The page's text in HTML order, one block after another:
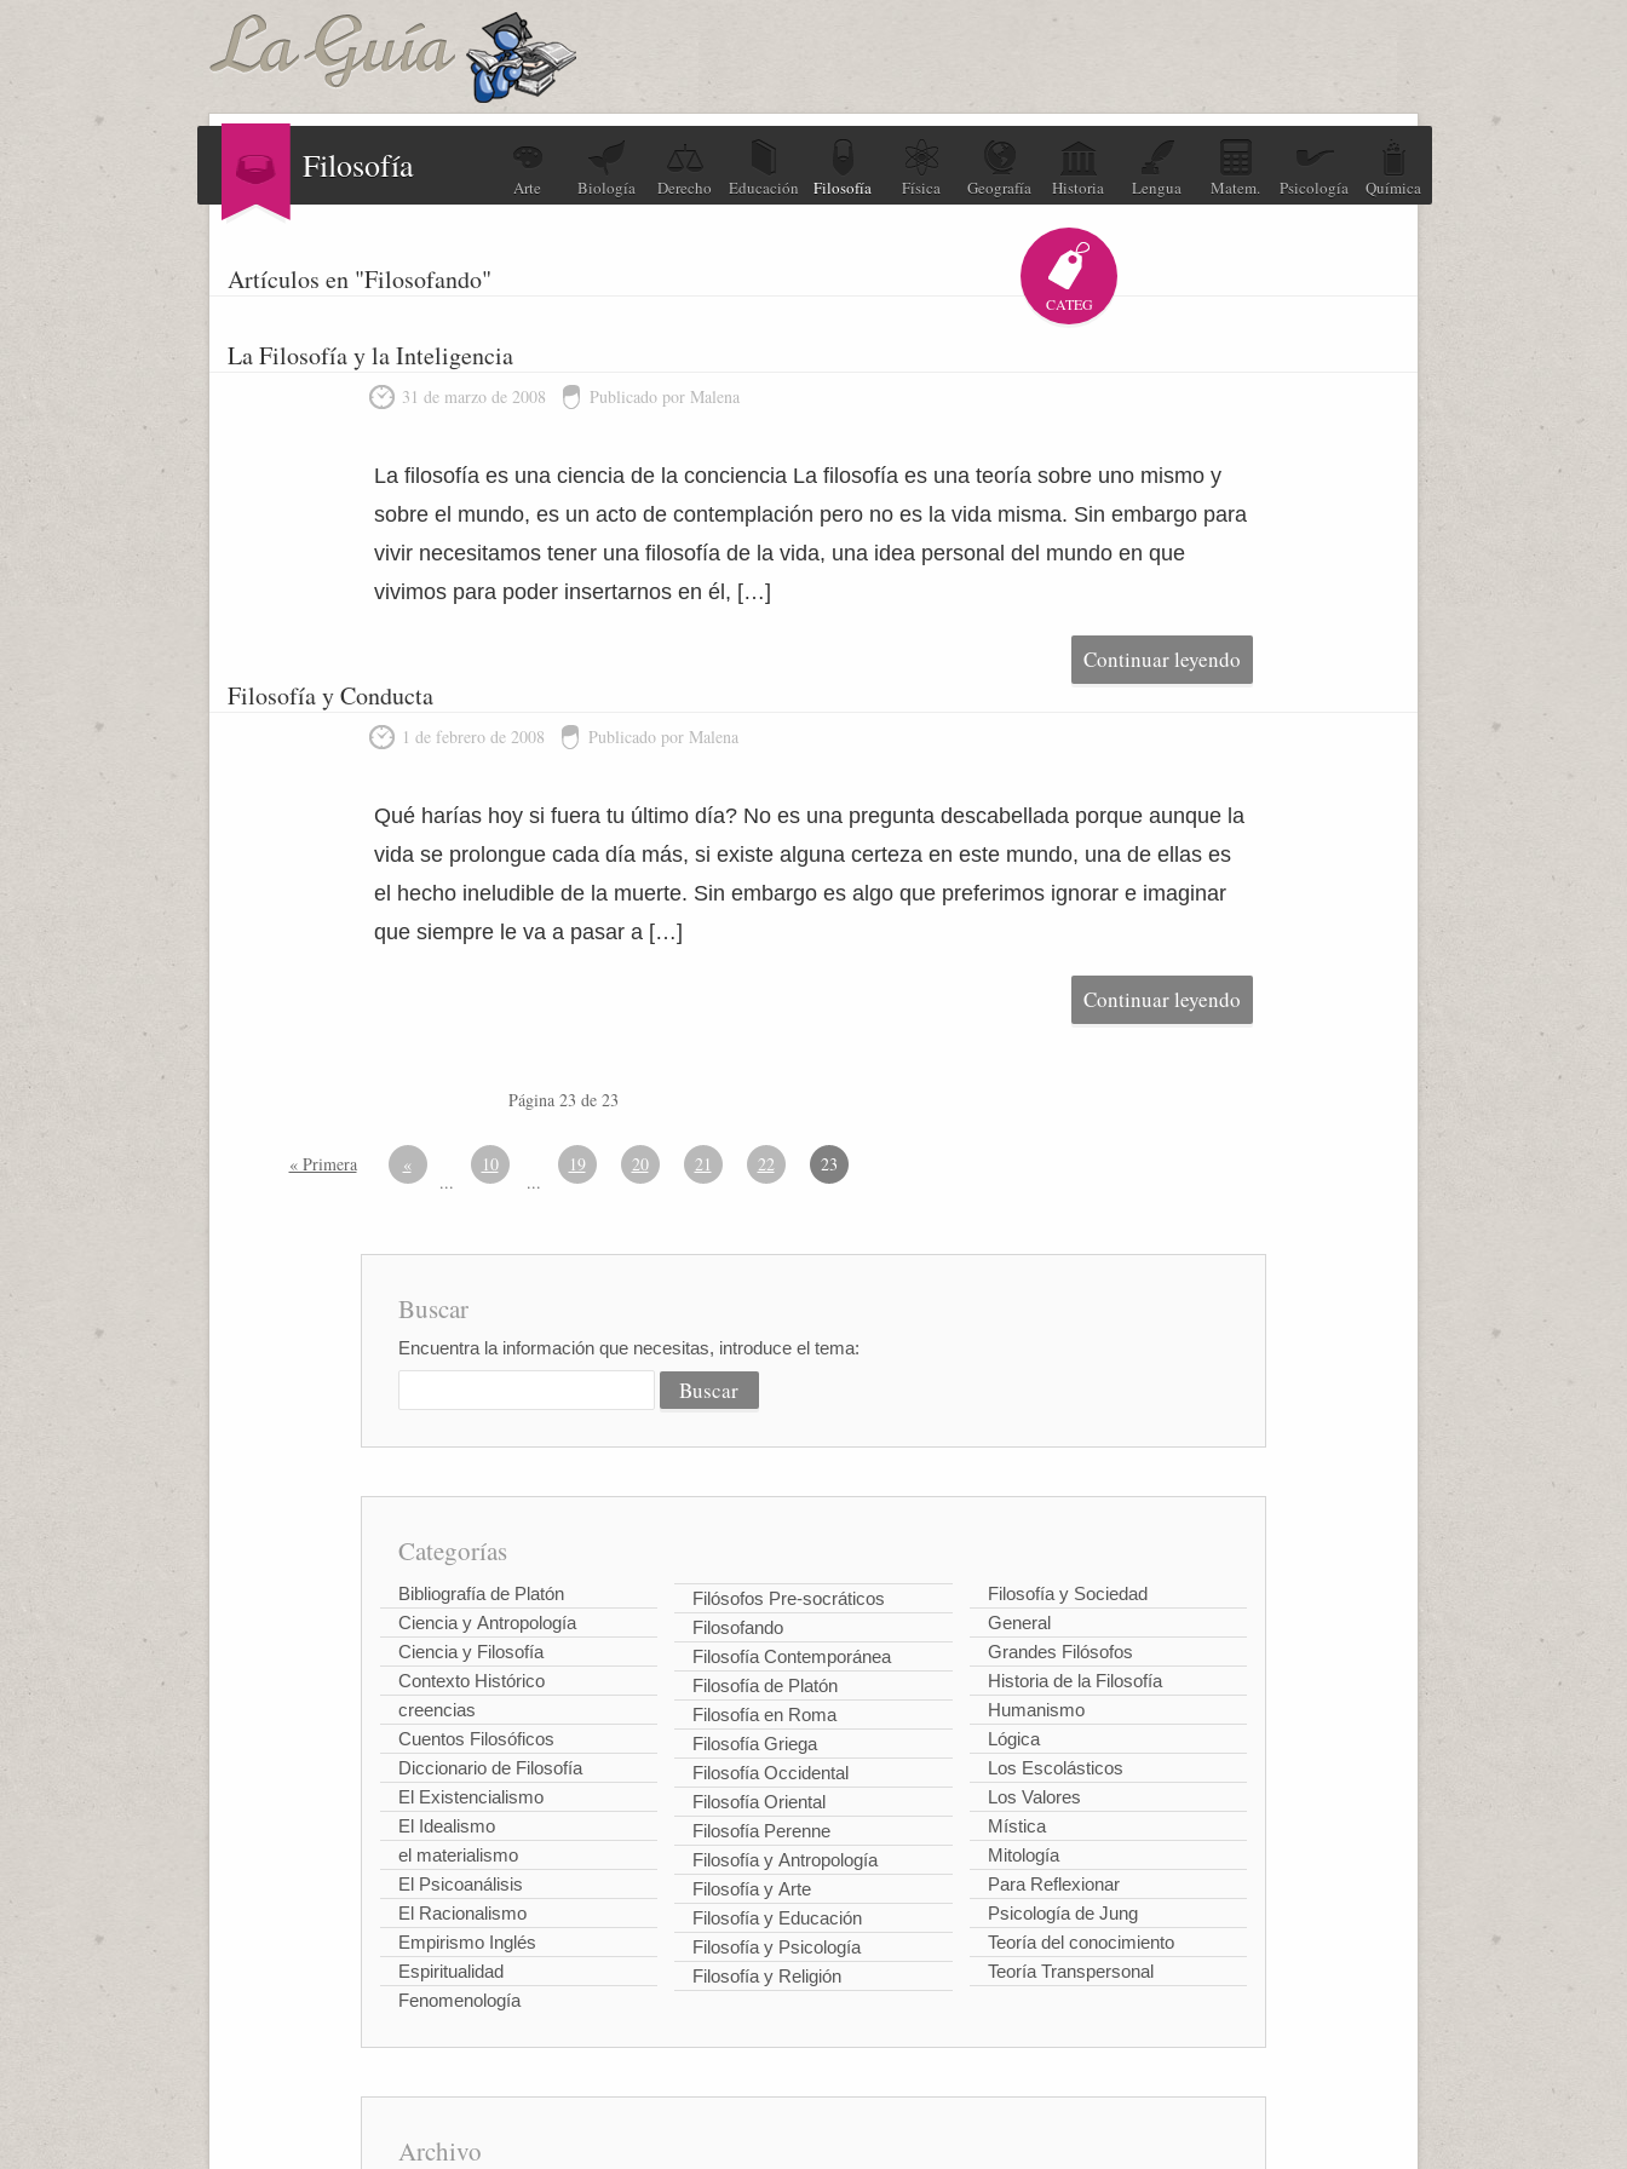
Filosofía
Arte Biología Derecho Educación Filosofía Física Geografía Historia Lengua Matem. Psicología Química
Artículos en "Filosofando"
CATEG
La Filosofía y la Inteligencia
31 de marzo de 2008 Publicado por Malena
La filosofía es una ciencia de la conciencia La filosofía es una teoría sobre uno mismo y
sobre el mundo, es un acto de contemplación pero no es la vida misma. Sin embargo para
vivir necesitamos tener una filosofía de la vida, una idea personal del mundo en que
vivimos para poder insertarnos en él, […]
Continuar leyendo
Filosofía y Conducta
1 de febrero de 2008 Publicado por Malena
Qué harías hoy si fuera tu último día? No es una pregunta descabellada porque aunque la
vida se prolongue cada día más, si existe alguna certeza en este mundo, una de ellas es
el hecho ineludible de la muerte. Sin embargo es algo que preferimos ignorar e imaginar
que siempre le va a pasar a […]
Continuar leyendo
Página 23 de 23
« Primera «
...
10
...
19 20 21 22 23
Buscar
Encuentra la información que necesitas, introduce el tema:
Categorías
Bibliografía de Platón
Ciencia y Antropología
Ciencia y Filosofía
Contexto Histórico
creencias
Cuentos Filosóficos
Diccionario de Filosofía
El Existencialismo
El Idealismo
el materialismo
El Psicoanálisis
El Racionalismo
Empirismo Inglés
Espiritualidad
Fenomenología
Filósofos Pre-socráticos
Filosofando
Filosofía Contemporánea
Filosofía de Platón
Filosofía en Roma
Filosofía Griega
Filosofía Occidental
Filosofía Oriental
Filosofía Perenne
Filosofía y Antropología
Filosofía y Arte
Filosofía y Educación
Filosofía y Psicología
Filosofía y Religión
Filosofía y Sociedad
General
Grandes Filósofos
Historia de la Filosofía
Humanismo
Lógica
Los Escolásticos
Los Valores
Mística
Mitología
Para Reflexionar
Psicología de Jung
Teoría del conocimiento
Teoría Transpersonal
Archivo